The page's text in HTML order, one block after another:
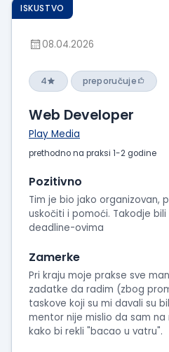
ISKUSTVO
08.04.2026
4 preporučuje
Web Developer
Play Media
prethodno na praksi 1-2 godine
Pozitivno
Tim je bio jako organizovan,
uskočiti i pomoći. Takodje
deadline-ovima
Zamerke
Pri kraju moje prakse sve
zadatke da radim (zbog
taskove koji su mi davali su
mentor nije mislio da sam na
kako bi rekli "bacao u vatru".